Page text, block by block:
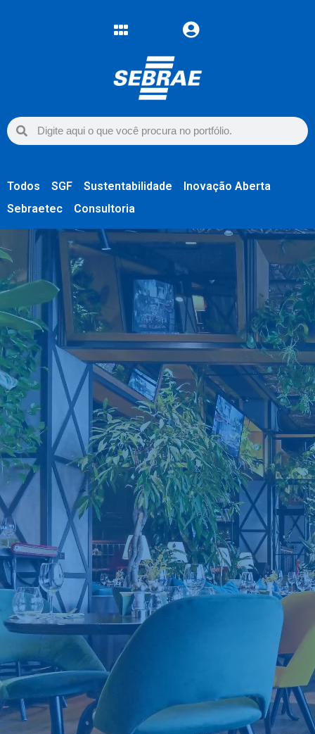
Todos SGF Sustentabilidade
Inovação Aberta
Sebraetec
Consultoria